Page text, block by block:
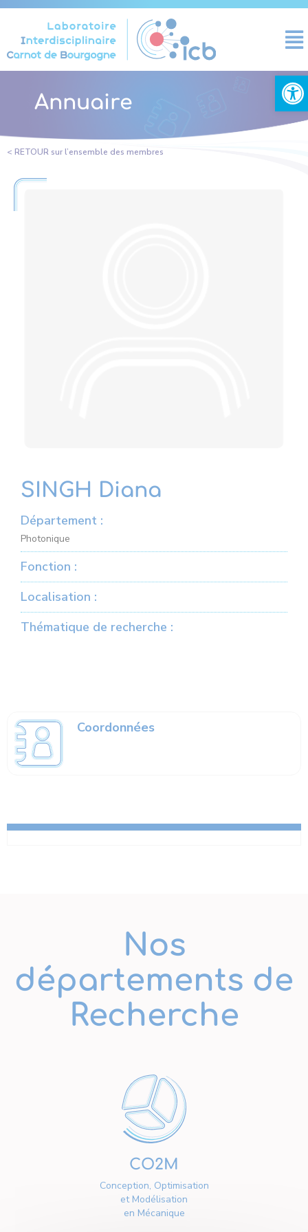
Ouvrir
Annuaire
< RETOUR sur l’ensemble des membres
SINGH Diana
Département :
Photonique
Fonction :
Localisation :
Thématique de recherche :
Coordonnées
Nos
départements de
Recherche
CO2M
Conception, Optimisation
et Modélisation
en Mécanique
Panneau de gestion des cookies